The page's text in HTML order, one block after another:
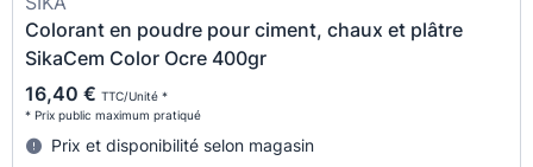
Colorant en poudre pour ciment, chaux et plâtre
SikaCem Color Ocre 400gr
16,40 € TTC/Unité *
* Prix public maximum pratiqué
Prix et disponibilité selon magasin